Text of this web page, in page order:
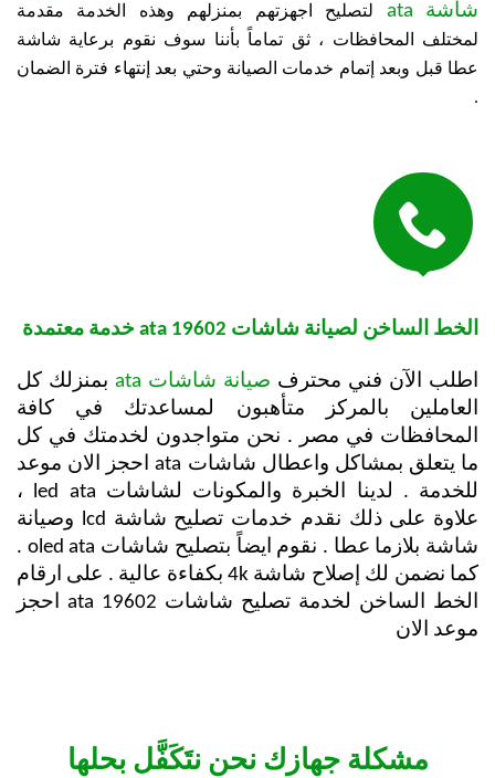
شاشة ata
لتصليح اجهزتهم بمنزلهم وهذه الخدمة مقدمة
لمختلف المحافظات ،ثق تماماً بأننا سوف نقوم برعاية شاشة
عطا قبل وبعد إتمام خدمات الصيانة وحتي بعد إنتهاء فترة الضمان
.

الخط الساخن لصيانة شاشات ata 19602 خدمة معتمدة
اطلب الآن فني محترف صيانة شاشات ata
بمنزلك كل
العاملين بالمركز متأهبون لمساعدتك في كافة
المحافظات في مصر . نحن متواجدون لخدمتك في كل
ما يتعلق بمشاكل واعطال شاشات ata احجز الان موعد
للخدمة . لدينا الخبرة والمكونات لشاشات led ata ،
علاوة على ذلك نقدم خدمات تصليح شاشة lcd وصيانة
شاشة بلازما عطا . نقوم ايضاً بتصليح شاشات oled ata .
كما نضمن لك إصلاح شاشة 4k بكفاءة عالية . على ارقام
الخط الساخن لخدمة تصليح شاشات ata 19602 احجز
موعد الان
مشكلة جهازك نحن نتَكَفَّل بحلها